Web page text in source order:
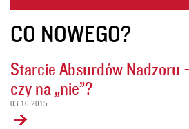
CO NOWEGO?
Starcie Absurdów Nadzoru
czy na „nie”?
03.10.2015